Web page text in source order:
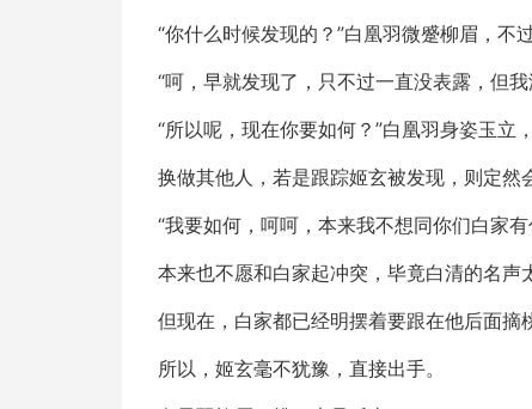
“你什么时候发现的？”白凰羽微蹙柳眉，不
“呵，早就发现了，只不过一直没表露，但
“所以呢，现在你要如何？”白凰羽身姿玉立
换做其他人，若是跟踪姬玄被发现，则定然
“我要如何，呵呵，本来我不想同你们白家
本来也不愿和白家起冲突，毕竟白清的名声
但现在，白家都已经明摆着要跟在他后面摘
所以，姬玄毫不犹豫，直接出手。